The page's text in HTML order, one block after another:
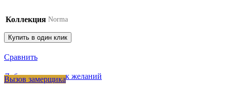
Коллекция Norma
Купить в один клик
Сравнить
Добавить в список желаний
Вызов замерщика